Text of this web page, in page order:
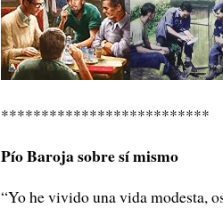
**************************
Pío Baroja sobre sí mismo
“Yo he vivido una vida modesta,